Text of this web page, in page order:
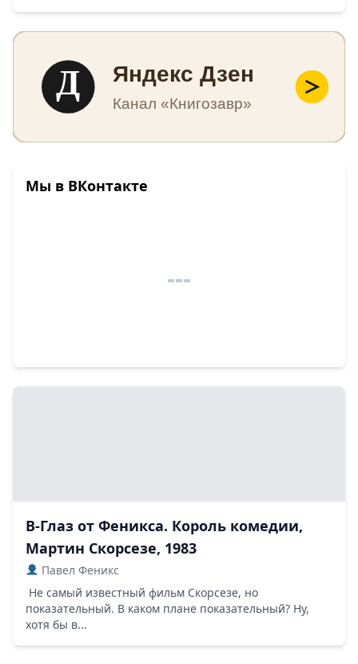
В-Глаз от Феникса. Король комедии,
Мартин Скорсезе, 1983
Павел Феникс
Не самый известный фильм Скорсезе, но
показательный. В каком плане показательный? Ну,
хотя бы в...
Д Яндекс Дзен
Канал «Книгозавр»
Мы в ВКонтакте